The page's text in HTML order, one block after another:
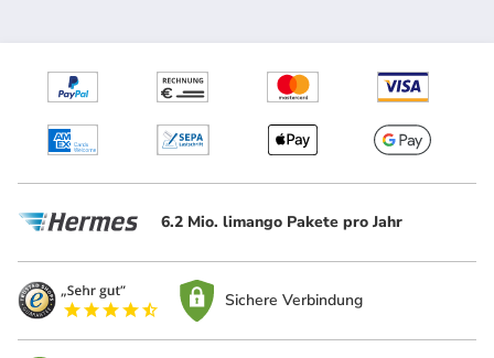
6.2 Mio. limango Pakete pro Jahr
Sichere Verbindung